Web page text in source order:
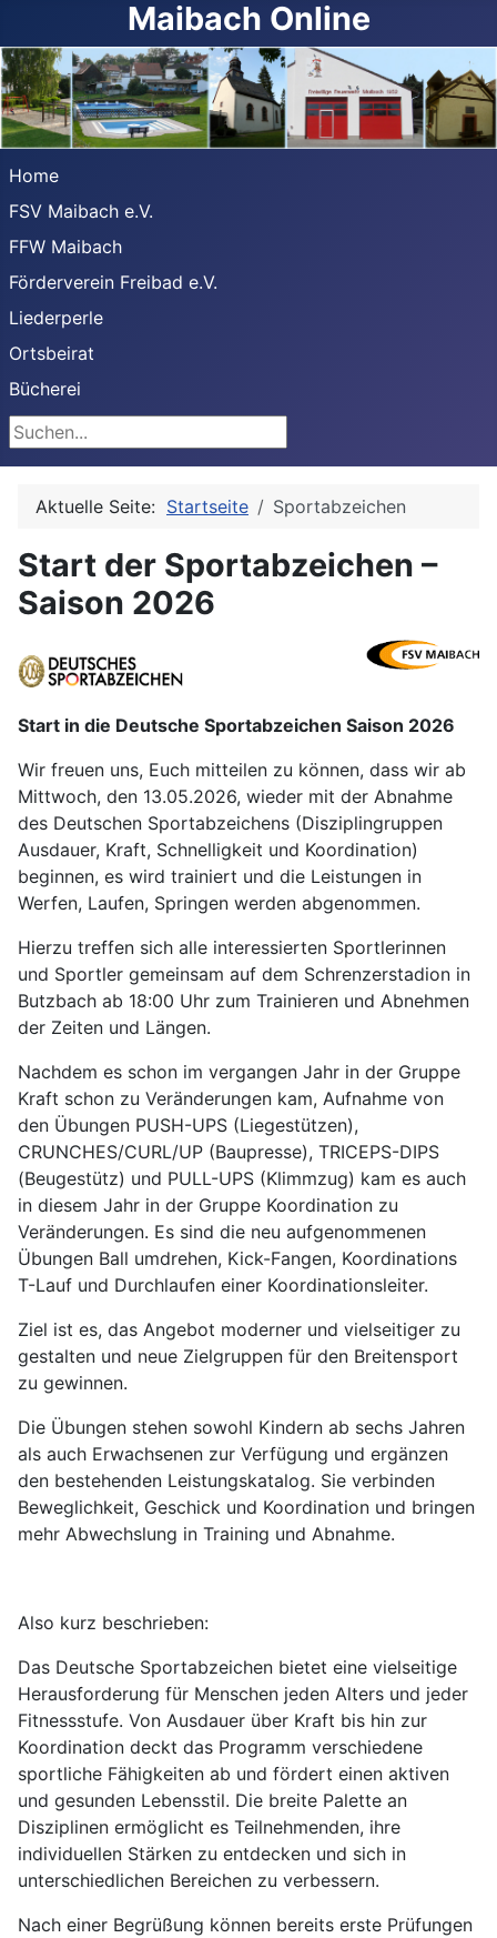
Maibach Online
Home
FSV Maibach e.V.
FFW Maibach
Förderverein Freibad e.V.
Liederperle
Ortsbeirat
Bücherei
Suchen
Aktuelle Seite: Startseite Sportabzeichen
Start der Sportabzeichen –
Saison 2026
Start in die Deutsche Sportabzeichen Saison 2026
Wir freuen uns, Euch mitteilen zu können, dass wir ab
Mittwoch, den 13.05.2026, wieder mit der Abnahme
des Deutschen Sportabzeichens (Disziplingruppen
Ausdauer, Kraft, Schnelligkeit und Koordination)
beginnen, es wird trainiert und die Leistungen in
Werfen, Laufen, Springen werden abgenommen.
Hierzu treffen sich alle interessierten Sportlerinnen
und Sportler gemeinsam auf dem Schrenzerstadion in
Butzbach ab 18:00 Uhr zum Trainieren und Abnehmen
der Zeiten und Längen.
Nachdem es schon im vergangen Jahr in der Gruppe
Kraft schon zu Veränderungen kam, Aufnahme von
den Übungen PUSH-UPS (Liegestützen),
CRUNCHES/CURL/UP (Baupresse), TRICEPS-DIPS
(Beugestütz) und PULL-UPS (Klimmzug) kam es auch
in diesem Jahr in der Gruppe Koordination zu
Veränderungen. Es sind die neu aufgenommenen
Übungen Ball umdrehen, Kick-Fangen, Koordinations
T-Lauf und Durchlaufen einer Koordinationsleiter.
Ziel ist es, das Angebot moderner und vielseitiger zu
gestalten und neue Zielgruppen für den Breitensport
zu gewinnen.
Die Übungen stehen sowohl Kindern ab sechs Jahren
als auch Erwachsenen zur Verfügung und ergänzen
den bestehenden Leistungskatalog. Sie verbinden
Beweglichkeit, Geschick und Koordination und bringen
mehr Abwechslung in Training und Abnahme.
Also kurz beschrieben:
Das Deutsche Sportabzeichen bietet eine vielseitige
Herausforderung für Menschen jeden Alters und jeder
Fitnessstufe. Von Ausdauer über Kraft bis hin zur
Koordination deckt das Programm verschiedene
sportliche Fähigkeiten ab und fördert einen aktiven
und gesunden Lebensstil. Die breite Palette an
Disziplinen ermöglicht es Teilnehmenden, ihre
individuellen Stärken zu entdecken und sich in
unterschiedlichen Bereichen zu verbessern.
Nach einer Begrüßung können bereits erste Prüfungen